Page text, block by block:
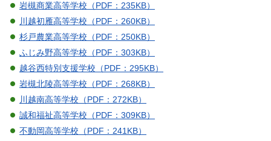
岩槻商業高等学校（PDF：235KB）
川越初雁高等学校（PDF：260KB）
杉戸農業高等学校（PDF：250KB）
ふじみ野高等学校（PDF：303KB）
越谷西特別支援学校（PDF：295KB）
岩槻北陵高等学校（PDF：268KB）
川越南高等学校（PDF：272KB）
誠和福祉高等学校（PDF：309KB）
不動岡高等学校（PDF：241KB）